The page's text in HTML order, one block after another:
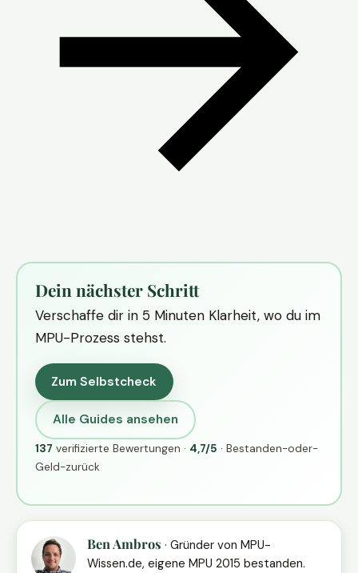
Dein nächster Schritt
Verschaffe dir in 5 Minuten Klarheit, wo du im
MPU-Prozess stehst.
Zum Selbstcheck
Alle Guides ansehen
137 verifizierte Bewertungen · 4,7/5 · Bestanden-oder-
Geld-zurück
Ben Ambros · Gründer von MPU-
Wissen.de, eigene MPU 2015 bestanden.